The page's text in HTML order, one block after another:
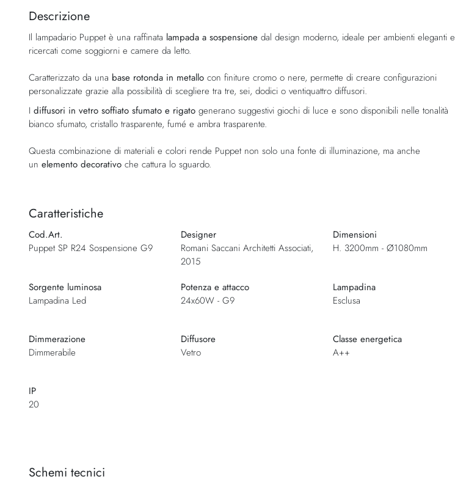
della
di
immagini
Descrizione
Il lampadario Puppet è una raffinata lampada a sospensione dal design moderno, ideale per ambienti eleganti e
ricercati come soggiorni e camere da letto.
Caratterizzato da una base rotonda in metallo con finiture cromo o nere, permette di creare configurazioni
personalizzate grazie alla possibilità di scegliere tra tre, sei, dodici o ventiquattro diffusori.
I diffusori in vetro soffiato sfumato e rigato generano suggestivi giochi di luce e sono disponibili nelle tonalità
bianco sfumato, cristallo trasparente, fumé e ambra trasparente.
Questa combinazione di materiali e colori rende Puppet non solo una fonte di illuminazione, ma anche
un elemento decorativo che cattura lo sguardo.
Caratteristiche
Cod.Art.
Puppet SP R24 Sospensione G9
Designer
Romani Saccani Architetti Associati,
2015
Dimensioni
H. 3200mm - Ø1080mm
Sorgente luminosa
Lampadina Led
Potenza e attacco
24x60W - G9
Lampadina
Esclusa
Dimmerazione
Dimmerabile
Diffusore
Vetro
Classe energetica
A++
IP
20
Schemi tecnici